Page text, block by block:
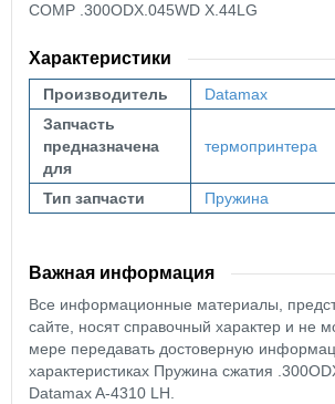
COMP .300ODX.045WD X.44LG
Характеристики
Производитель
Datamax
Запчасть
предназначена
для
термопринтера
Тип запчасти Пружина
Важная информация
Все информационные материалы,
сайте, носят справочный характер и не
мере передавать достоверную
характеристиках Пружина сжатия
Datamax A-4310 LH.